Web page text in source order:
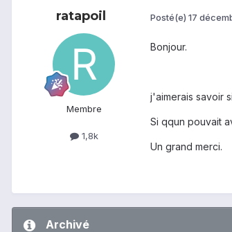
ratapoil
Membre
1,8k
Posté(e) 17
Bonjour.
j'aimerais savoir
Si qqun pouvait
Un grand merci.
Archivé